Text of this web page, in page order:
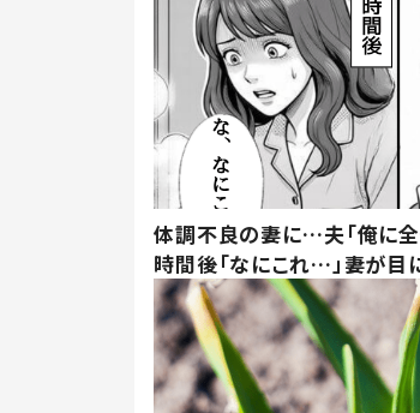
体調不良の妻に…夫「俺に全
時間後「なにこれ…」妻が目